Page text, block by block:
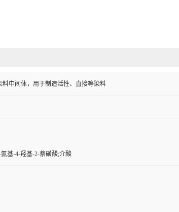
料中间体，用于制造活性、直接等染料
基-4-羟基-2-萘磺酸;介酸